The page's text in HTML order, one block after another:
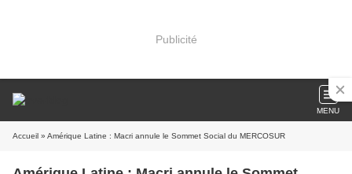
Publicité
MENU
Accueil » Amérique Latine : Macri annule le Sommet Social du MERCOSUR